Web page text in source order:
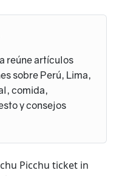
reúne artículos
sobre Perú, Lima,
comida,
y consejos